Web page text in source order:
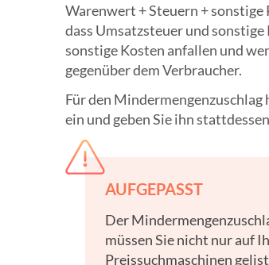
Warenwert + Steuern + sonstige
dass Umsatzsteuer und
sonstige Kosten anfallen und
gegenüber dem Verbraucher.
Für den
ein und geben Sie ihn
AUFGEPASST
Der
müssen Sie nicht nur auf
Preissuchmaschinen